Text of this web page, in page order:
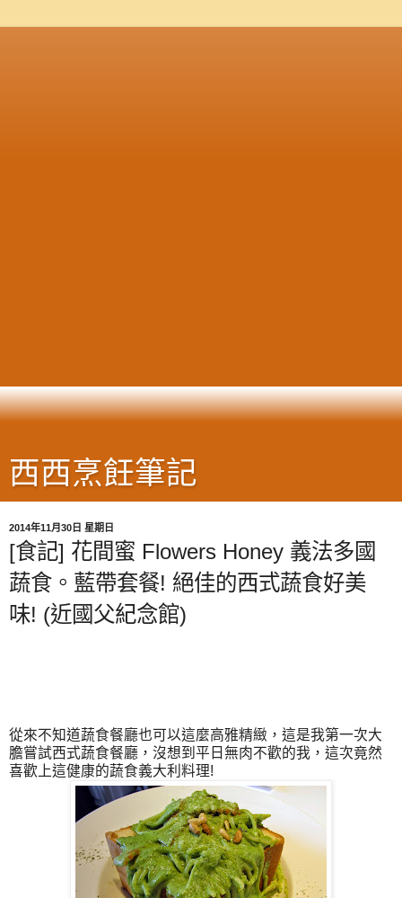
西西烹飪筆記
2014年11月30日 星期日
[食記] 花間蜜 Flowers Honey 義法多國
蔬食。藍帶套餐! 絕佳的西式蔬食好美
味! (近國父紀念館)
從來不知道蔬食餐廳也可以這麼高雅精緻，這是我第一次大
膽嘗試西式蔬食餐廳，沒想到平日無肉不歡的我，這次竟然
喜歡上這健康的蔬食義大利料理!